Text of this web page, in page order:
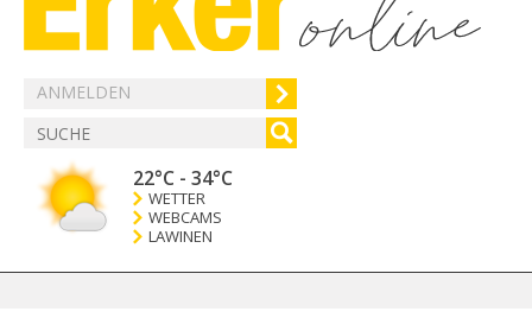
ANMELDEN
22°C - 34°C
WETTER
WEBCAMS
LAWINEN